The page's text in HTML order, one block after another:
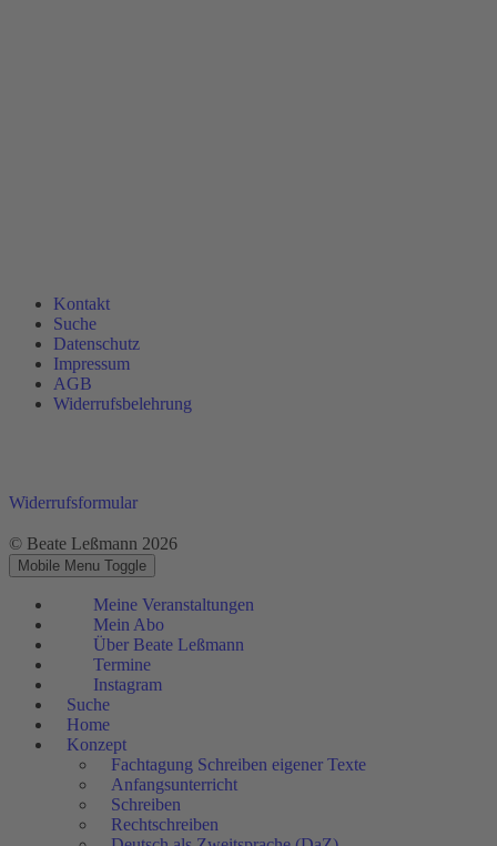
Kontakt
Suche
Datenschutz
Impressum
AGB
Widerrufsbelehrung
Widerrufsformular
© Beate Leßmann 2026
Mobile Menu Toggle
Meine Veranstaltungen
Mein Abo
Über Beate Leßmann
Termine
Instagram
Suche
Home
Konzept
Fachtagung Schreiben eigener Texte
Anfangsunterricht
Schreiben
Rechtschreiben